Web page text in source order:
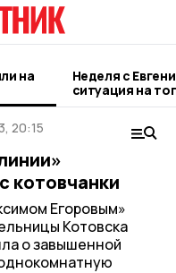
Неделя с
ситуация на
городе и
20:15
котовчанки
Егоровым»
Котовска
о завышенной